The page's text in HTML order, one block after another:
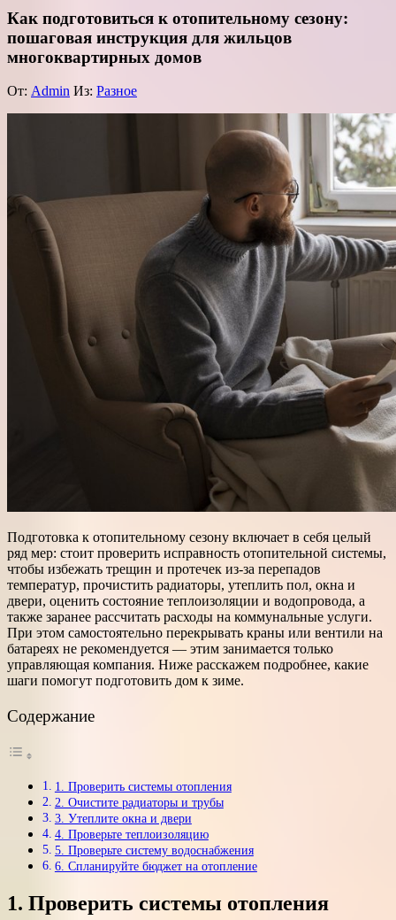
Как подготовиться к отопительному сезону:
пошаговая инструкция для жильцов
многоквартирных домов
От: Admin Из: Разное
Подготовка к отопительному сезону включает в себя целый
ряд мер: стоит проверить исправность отопительной системы,
чтобы избежать трещин и протечек из-за перепадов
температур, прочистить радиаторы, утеплить пол, окна и
двери, оценить состояние теплоизоляции и водопровода, а
также заранее рассчитать расходы на коммунальные услуги.
При этом самостоятельно перекрывать краны или вентили на
батареях не рекомендуется — этим занимается только
управляющая компания. Ниже расскажем подробнее, какие
шаги помогут подготовить дом к зиме.
Содержание
1. Проверить системы отопления
2. Очистите радиаторы и трубы
3. Утеплите окна и двери
4. Проверьте теплоизоляцию
5. Проверьте систему водоснабжения
6. Спланируйте бюджет на отопление
1. Проверить системы отопления